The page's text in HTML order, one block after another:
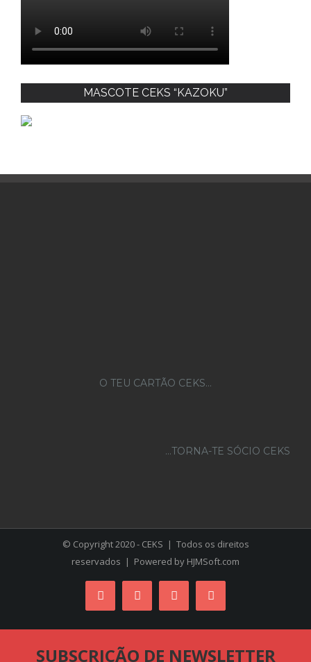
MASCOTE CEKS “KAZOKU”
O TEU CARTÃO CEKS…
...TORNA-TE SÓCIO CEKS
© Copyright 2020 - CEKS | Todos os direitos
reservados | Powered by HJMSoft.com
FacebookInstagramYouTubeSkype
SUBSCRIÇÃO DE NEWSLETTER